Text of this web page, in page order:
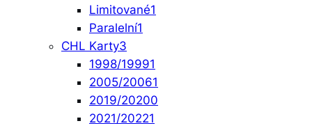
Limitované1
Paralelní1
CHL Karty3
1998/19991
2005/20061
2019/20200
2021/20221